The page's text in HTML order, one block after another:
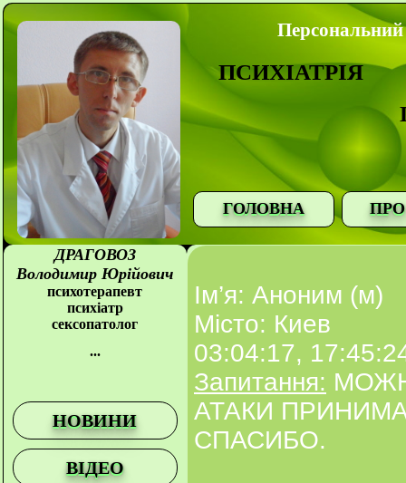
ПСИХІАТРІЯ
ГОЛОВНА
ДРАГОВОЗ
Володимир Юрійович
психотерапевт
психіатр
сексопатолог
...
НОВИНИ
ВІДЕО
Ім’я: Аноним (м)
Місто: Киев
03:04:17,
Запитання:
АТАКИ
СПАСИБО.